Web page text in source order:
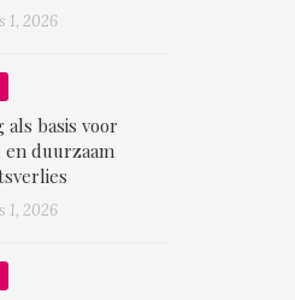
1, 2026
als basis voor
en duurzaam
1, 2026